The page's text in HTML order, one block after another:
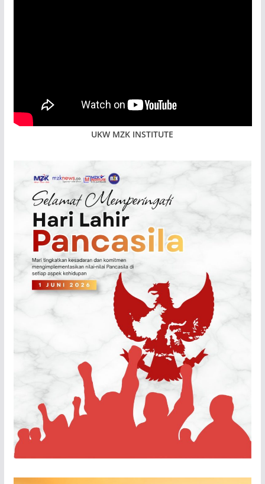
UKW MZK INSTITUTE